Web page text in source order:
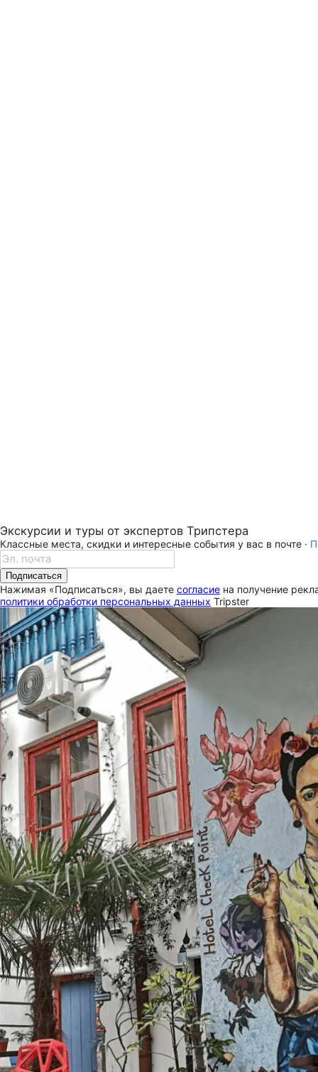
Экскурсии и туры от экспертов Трипстера
Классные места, скидки и интересные события у вас в почте ·
Подписаться
Нажимая «Подписаться», вы даете согласие на получение
политики обработки персональных данных Tripster